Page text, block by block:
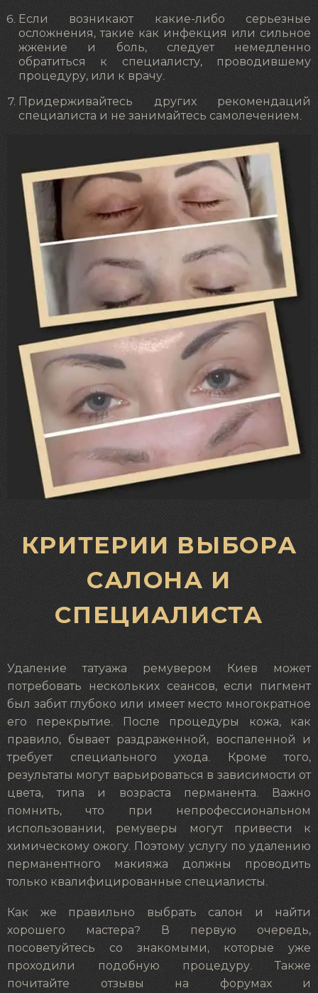
Если возникают какие-либо серьезные
осложнения, такие как инфекция или сильное
жжение и боль, следует немедленно
обратиться к специалисту, проводившему
процедуру, или к врачу.
Придерживайтесь других рекомендаций
специалиста и не занимайтесь самолечением.
КРИТЕРИИ ВЫБОРА
САЛОНА И
СПЕЦИАЛИСТА
Удаление татуажа ремувером Киев может
потребовать нескольких сеансов, если пигмент
был забит глубоко или имеет место многократное
его перекрытие. После процедуры кожа, как
правило, бывает раздраженной, воспаленной и
требует специального ухода. Кроме того,
результаты могут варьироваться в зависимости от
цвета, типа и возраста перманента. Важно
помнить, что при непрофессиональном
использовании, ремуверы могут привести к
химическому ожогу. Поэтому услугу по удалению
перманентного макияжа должны проводить
только квалифицированные специалисты.
Как же правильно выбрать салон и найти
хорошего мастера? В первую очередь,
посоветуйтесь со знакомыми, которые уже
проходили подобную процедуру. Также
почитайте отзывы на форумах и